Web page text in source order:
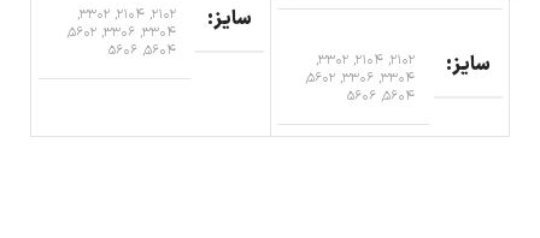
سایز
2102, 2104, 3302,
3304, 3306, 5602,
5604, 5606
سایز
2102, 2104, 3302,
3304, 3306, 5602,
5604, 5606